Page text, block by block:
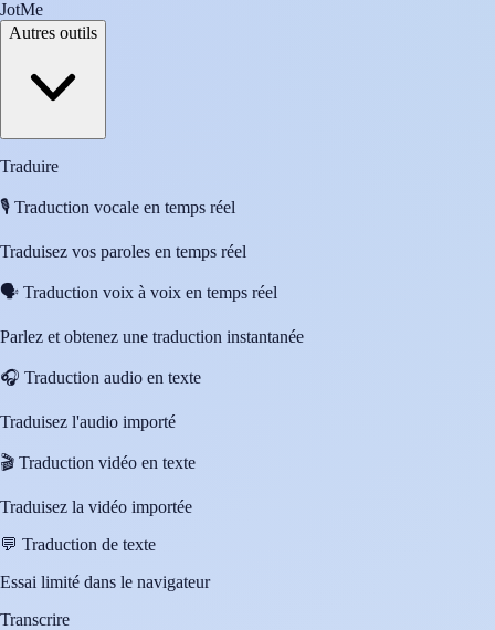
JotMe
Autres outils
Traduire
🎙️ Traduction vocale en temps réel
Traduisez vos paroles en temps réel
🗣️ Traduction voix à voix en temps réel
Parlez et obtenez une traduction instantanée
🎧 Traduction audio en texte
Traduisez l'audio importé
🎬 Traduction vidéo en texte
Traduisez la vidéo importée
💬 Traduction de texte
Essai limité dans le navigateur
Transcrire